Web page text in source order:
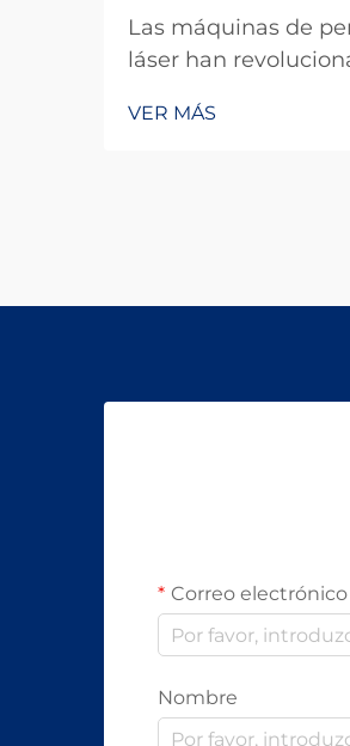
Las máquinas de
láser han
industrias,
VER MÁS
Correo electrónico
Nombre